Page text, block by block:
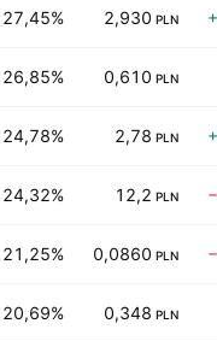
27,45% 2,930 PLN
26,85% 0,610 PLN
24,78% 2,78 PLN
24,32% 12,2 PLN
21,25% 0,0860 PLN
20,69% 0,348 PLN